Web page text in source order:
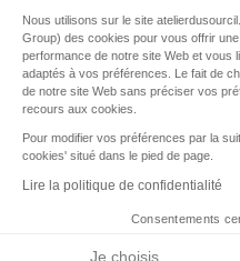
Nous utilisons sur le site
Group) des cookies pour vous offrir
performance de notre site Web et vous
adaptés à vos préférences. Le fait de
de notre site Web sans préciser vos
recours aux cookies.
Pour modifier vos préférences par la
cookies' situé dans le pied de page.
Lire la politique de confidentialité
Consentements
Je choisis
FR|IT|
TERMS
LEGAL
© 2026 - L'Atelier